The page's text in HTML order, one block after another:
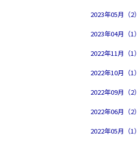
2023年05月（2）
2023年04月（1）
2022年11月（1）
2022年10月（1）
2022年09月（2）
2022年06月（2）
2022年05月（1）